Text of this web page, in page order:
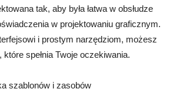
tak, aby była łatwa w obsłudze
w projektowaniu graficznym.
i prostym narzędziom, możesz
spełnia Twoje oczekiwania.
szablonów i zasobów